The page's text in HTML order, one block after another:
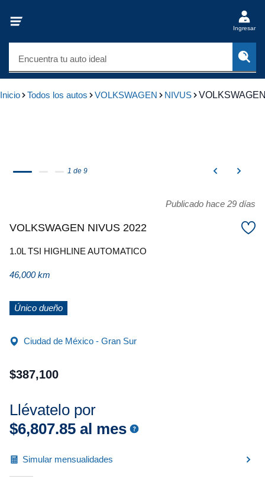
Ingresar
Encuentra tu auto ideal
Inicio Todos los autos VOLKSWAGEN NIVUS
1 de 9
Publicado hace 29 días
VOLKSWAGEN NIVUS 2022
1.0L TSI HIGHLINE AUTOMATICO
46,000 km
Único dueño
Ciudad de México - Gran Sur
$387,100
Llévatelo por
$6,807.85 al mes
Simular mensualidades